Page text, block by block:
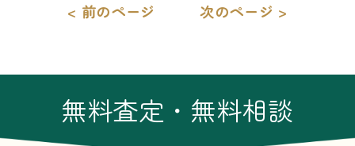
< 前のページ 次のページ >
無料査定・無料相談